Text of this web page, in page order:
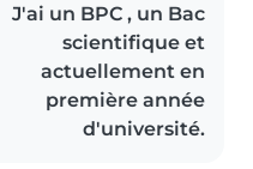
J'ai un BPC , un Bac
scientifique et
actuellement en
première année
d'université.